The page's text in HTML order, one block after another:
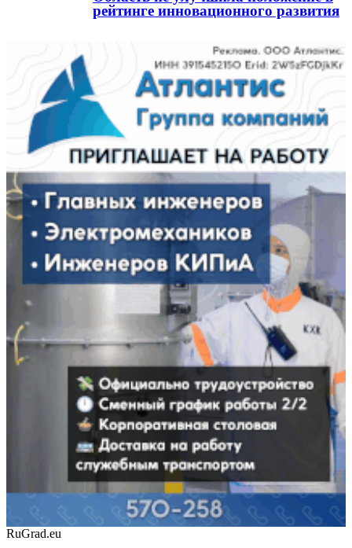
рейтинге инновационного развития
RuGrad.eu